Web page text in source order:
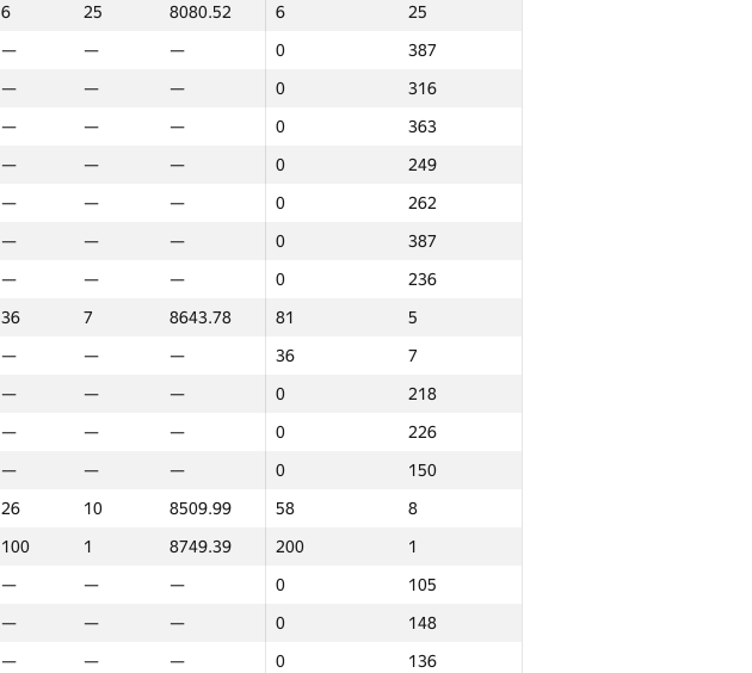
6 25 8080.52 6
25
— — — 0
387
— — — 0
316
— — — 0
363
— — — 0
249
— — — 0
262
— — — 0
387
— — — 0
236
36 7 8643.78 81
5
— — — 36
7
— — — 0
218
— — — 0
226
— — — 0
150
26 10 8509.99 58
8
100 1 8749.39 200
1
— — — 0
105
— — — 0
148
— — — 0
136
Барлығы
NGP30 Sum Мин. орын